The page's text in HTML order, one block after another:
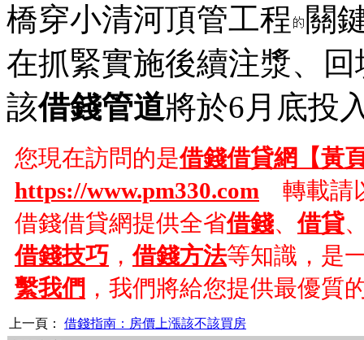
橋穿小清河頂管工程 關
在抓緊實施後續注漿、
該借錢管道將於6月底投
您現在訪問的是借錢借貸網【黃
https://www.pm330.com 轉載請
借錢借貸網提供全省借錢、借貸
借錢技巧 ，借錢方法等知識，是
繫我們 ，我們將給您提供最優質
上一頁： 借錢指南：房價上漲該不該買房